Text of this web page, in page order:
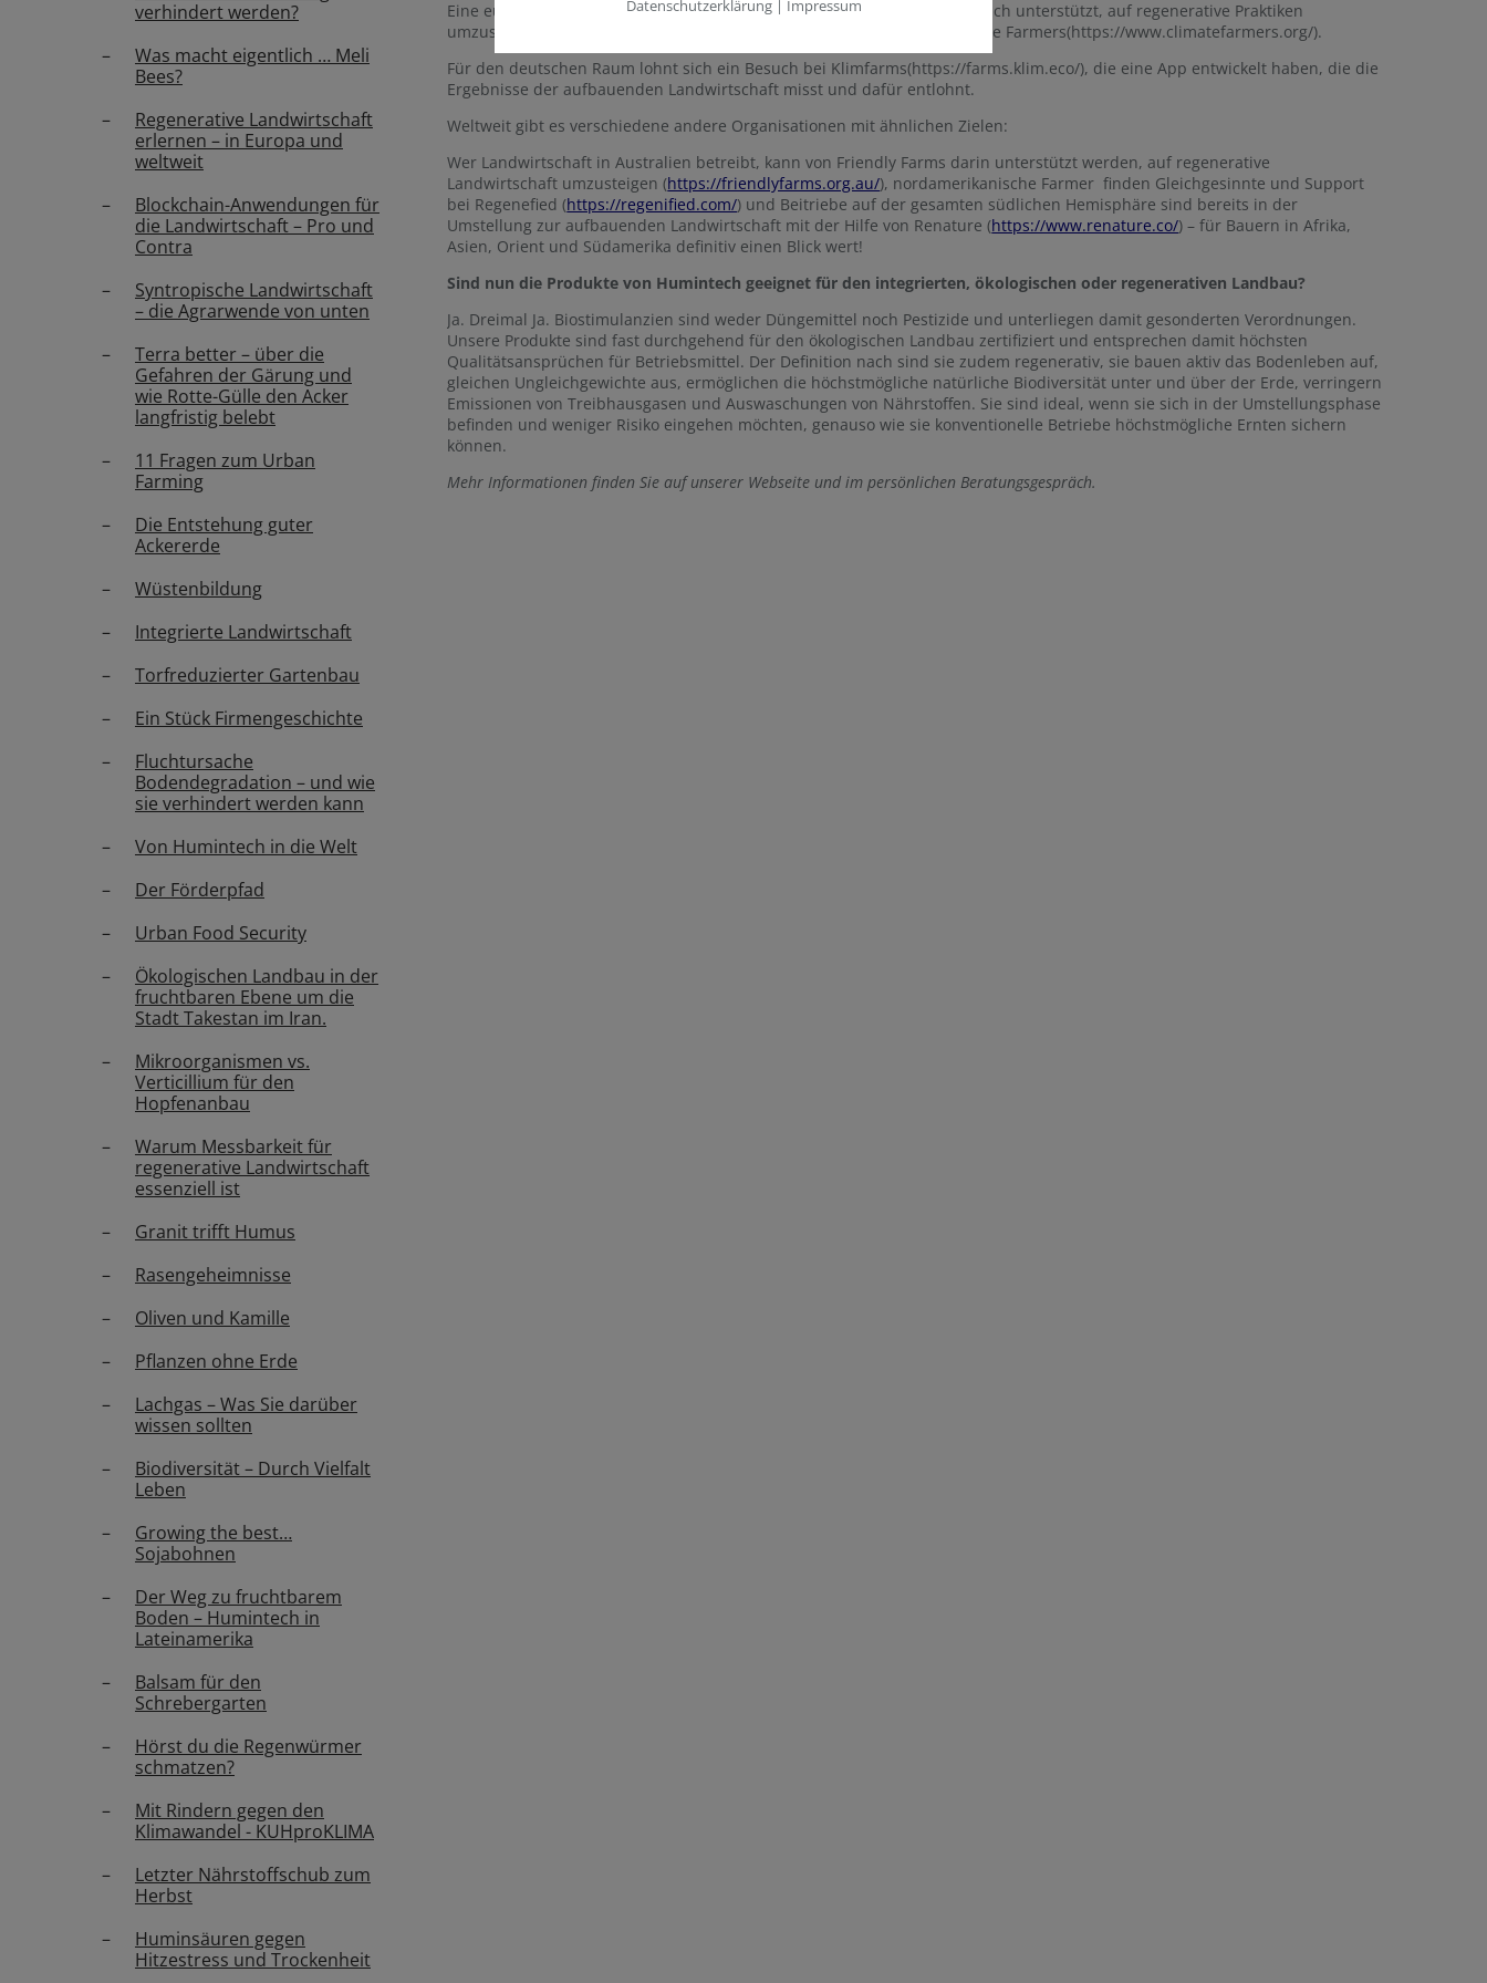
verhindert werden?
Was macht eigentlich … Meli
Bees?
Regenerative Landwirtschaft
erlernen – in Europa und
weltweit
Blockchain-Anwendungen für
die Landwirtschaft – Pro und
Contra
Syntropische Landwirtschaft
– die Agrarwende von unten
Terra better – über die
Gefahren der Gärung und
wie Rotte-Gülle den Acker
langfristig belebt
11 Fragen zum Urban
Farming
Die Entstehung guter
Ackererde
Wüstenbildung
Integrierte Landwirtschaft
Torfreduzierter Gartenbau
Ein Stück Firmengeschichte
Fluchtursache
Bodendegradation – und wie
sie verhindert werden kann
Von Humintech in die Welt
Der Förderpfad
Urban Food Security
Ökologischen Landbau in der
fruchtbaren Ebene um die
Stadt Takestan im Iran.
Mikroorganismen vs.
Verticillium für den
Hopfenanbau
Warum Messbarkeit für
regenerative Landwirtschaft
essenziell ist
Granit trifft Humus
Rasengeheimnisse
Oliven und Kamille
Pflanzen ohne Erde
Lachgas – Was Sie darüber
wissen sollten
Biodiversität – Durch Vielfalt
Leben
Growing the best…
Sojabohnen
Der Weg zu fruchtbarem
Boden – Humintech in
Lateinamerika
Balsam für den
Schrebergarten
Hörst du die Regenwürmer
schmatzen?
Mit Rindern gegen den
Klimawandel - KUHproKLIMA
Letzter Nährstoffschub zum
Herbst
Huminsäuren gegen
Hitzestress und Trockenheit
Eine europäische Organisation, die Landwirte darin finanziell und inhaltlich unterstützt, auf regenerative Praktiken
umzusteigen, diese zu messen und das Wissen weiterzugeben, ist Climate Farmers(https://www.climatefarmers.org/).
Für den deutschen Raum lohnt sich ein Besuch bei Klimfarms(https://farms.klim.eco/), die eine App entwickelt haben, die die
Ergebnisse der aufbauenden Landwirtschaft misst und dafür entlohnt.
Weltweit gibt es verschiedene andere Organisationen mit ähnlichen Zielen:
Wer Landwirtschaft in Australien betreibt, kann von Friendly Farms darin unterstützt werden, auf regenerative
Landwirtschaft umzusteigen (https://friendlyfarms.org.au/), nordamerikanische Farmer finden Gleichgesinnte und Support
bei Regenefied (https://regenified.com/) und Beitriebe auf der gesamten südlichen Hemisphäre sind bereits in der
Umstellung zur aufbauenden Landwirtschaft mit der Hilfe von Renature (https://www.renature.co/) – für Bauern in Afrika,
Asien, Orient und Südamerika definitiv einen Blick wert!
Sind nun die Produkte von Humintech geeignet für den integrierten, ökologischen oder regenerativen Landbau?
Ja. Dreimal Ja. Biostimulanzien sind weder Düngemittel noch Pestizide und unterliegen damit gesonderten Verordnungen.
Unsere Produkte sind fast durchgehend für den ökologischen Landbau zertifiziert und entsprechen damit höchsten
Qualitätsansprüchen für Betriebsmittel. Der Definition nach sind sie zudem regenerativ, sie bauen aktiv das Bodenleben auf,
gleichen Ungleichgewichte aus, ermöglichen die höchstmögliche natürliche Biodiversität unter und über der Erde, verringern
Emissionen von Treibhausgasen und Auswaschungen von Nährstoffen. Sie sind ideal, wenn sie sich in der Umstellungsphase
befinden und weniger Risiko eingehen möchten, genauso wie sie konventionelle Betriebe höchstmögliche Ernten sichern
können.
Mehr Informationen finden Sie auf unserer Webseite und im persönlichen Beratungsgespräch.
Datenschutzerklärung| Impressum